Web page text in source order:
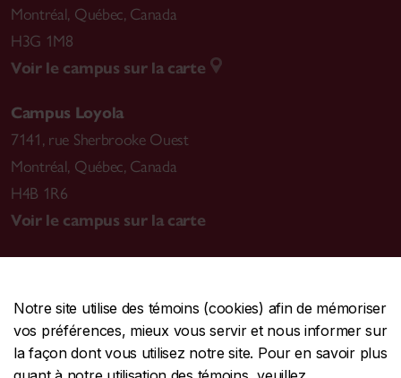
Notre site utilise des témoins (cookies) afin de mémoriser
vos préférences, mieux vous servir et nous informer sur
la façon dont vous utilisez notre site. Pour en savoir plus
Montréal, Québec, Canada
H3G 1M8
Voir le campus sur la carte
Campus Loyola
7141, rue Sherbrooke Ouest
Montréal, Québec, Canada
H4B 1R6
Voir le campus sur la carte
CENTRALE514-848-2424
URGENCE514-848-3717